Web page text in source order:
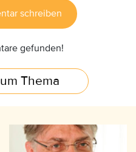
schreiben
gefunden!
Thema